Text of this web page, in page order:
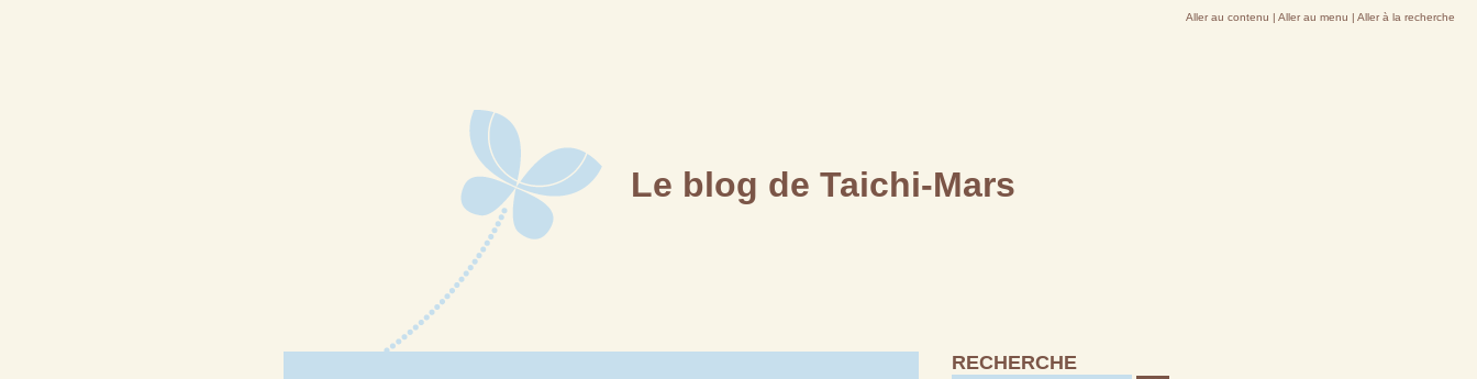
Le blog de Taichi-Mars
Aller au contenu | Aller au menu | Aller à la recherche
RECHERCHE